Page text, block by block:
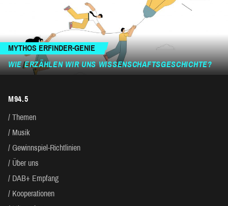
MYTHOS ERFINDER-GENIE
WIE ERZÄHLEN WIR UNS WISSENSCHAFTSGESCHICHTE?
M94.5
Themen
Musik
Gewinnspiel-Richtlinien
Über uns
DAB+ Empfang
Kooperationen